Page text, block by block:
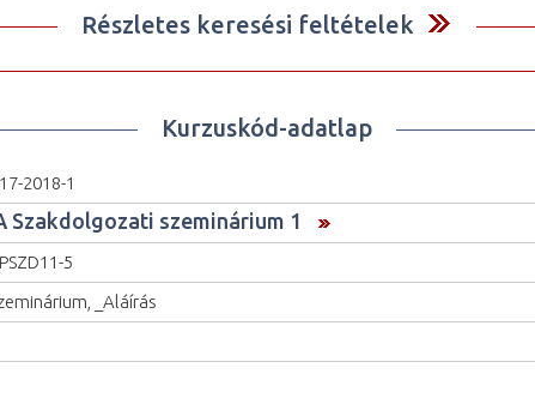
Részletes keresési feltételek
Kurzuskód-adatlap
2018-1
Szakdolgozati szeminárium 1
5
_Aláírás